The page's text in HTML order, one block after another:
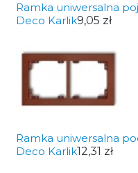
Ramka uniwersalna
Deco Karlik9,05 zł
Ramka uniwersalna
Deco Karlik12,31 zł